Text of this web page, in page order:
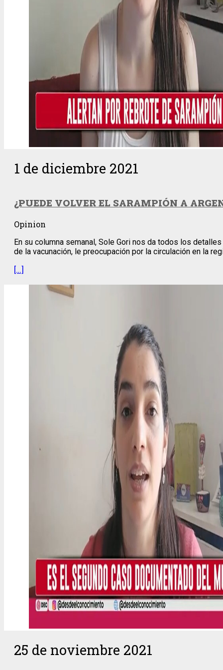
1 de diciembre 2021
¿PUEDE VOLVER EL SARAMPIÓN A
Opinion
En su columna semanal, Sole Gori nos da todos los
de la vacunación, le preocupación por la circulación en la
[…]
25 de noviembre 2021